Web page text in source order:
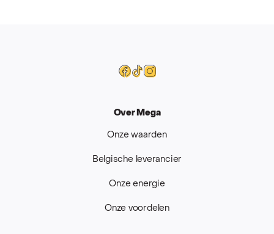
Facebook
Tiktok
Instagram
Over Mega
Onze waarden
Belgische leverancier
Onze energie
Onze voordelen